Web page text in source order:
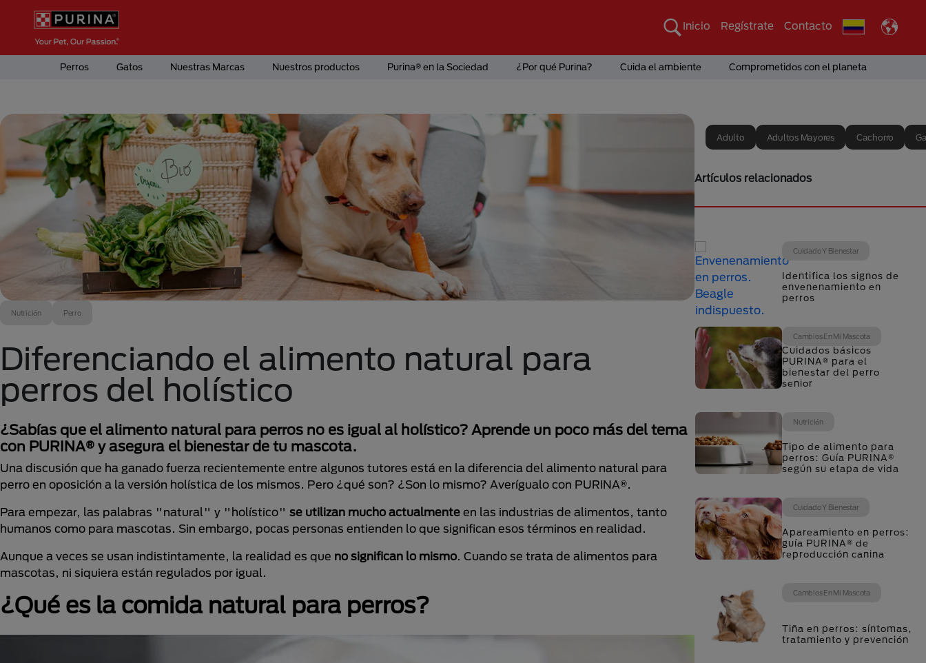
Pasar al contenido principal
Menú Secundario Purina
Inicio Regístrate Contacto
Menú Principal Purina
Perros Gatos Nuestras Marcas Nuestros productos Purina® en la Sociedad ¿Por qué Purina? Cuida el ambiente Comprometidos con el planeta
Nutrición Perro
Diferenciando el alimento natural para
perros del holístico
¿Sabías que el alimento natural para perros no es igual al holístico? Aprende un poco más del tema
con PURINA® y asegura el bienestar de tu mascota.
Una discusión que ha ganado fuerza recientemente entre algunos tutores está en la diferencia del alimento natural para
perro en oposición a la versión holística de los mismos. Pero ¿qué son? ¿Son lo mismo? Averígualo con PURINA®.
Para empezar, las palabras "natural" y "holístico" se utilizan mucho actualmente en las industrias de alimentos, tanto
humanos como para mascotas. Sin embargo, pocas personas entienden lo que significan esos términos en realidad.
Aunque a veces se usan indistintamente, la realidad es que no significan lo mismo. Cuando se trata de alimentos para
mascotas, ni siquiera están regulados por igual.
¿Qué es la comida natural para perros?
Adulto Adultos Mayores Cachorro
Artículos relacionados
Cuidado Y Bienestar
Identifica los signos de
envenenamiento en
perros
Cambios En Mi Mascota
Cuidados básicos
PURINA® para el
bienestar del perro
senior
Nutrición
Tipo de alimento para
perros: Guía PURINA®
según su etapa de vida
Cuidado Y Bienestar
Apareamiento en perros:
guía PURINA® de
reproducción canina
Cambios En Mi Mascota
Tiña en perros: síntomas,
tratamiento y prevención